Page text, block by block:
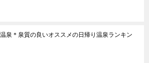
泉＊泉質の良いオススメの日帰り温泉ランキン